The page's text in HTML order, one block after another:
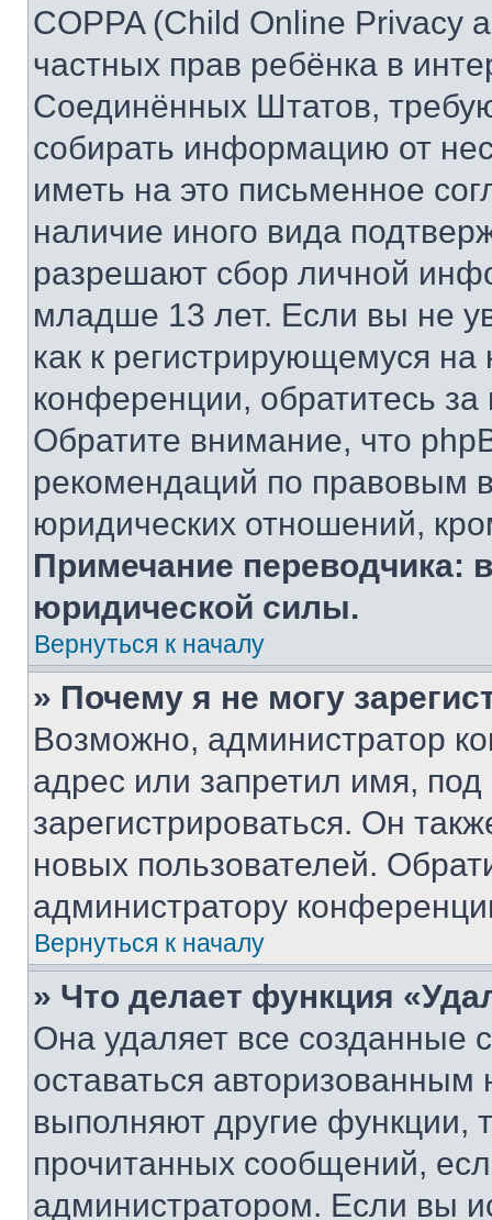
COPPA (Child Online Privacy
частных прав ребёнка в
Соединённых Штатов,
собирать информацию от
иметь на это письменное
наличие иного вида
разрешают сбор личной
младше 13 лет. Если вы не
как к регистрирующемуся
конференции, обратитесь
Обратите внимание, что
рекомендаций по правовым
юридических отношений,
Примечание переводчика:
юридической силы.
Вернуться к началу
» Почему я не могу
Возможно, администратор
адрес или запретил имя,
зарегистрироваться. Он
новых пользователей.
администратору
Вернуться к началу
» Что делает функция
Она удаляет все созданные
оставаться
выполняют другие функции,
прочитанных сообщений,
администратором. Если вы